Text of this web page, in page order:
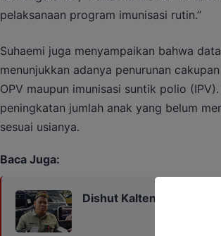
pelaksanaan program imunisasi rutin.”
Suhaemi juga menyampaikan bahwa
menunjukkan adanya penurunan
OPV maupun imunisasi suntik polio
peningkatan jumlah anak yang belum
sesuai usianya.
Baca Juga:
Dishut Kalteng Dorong